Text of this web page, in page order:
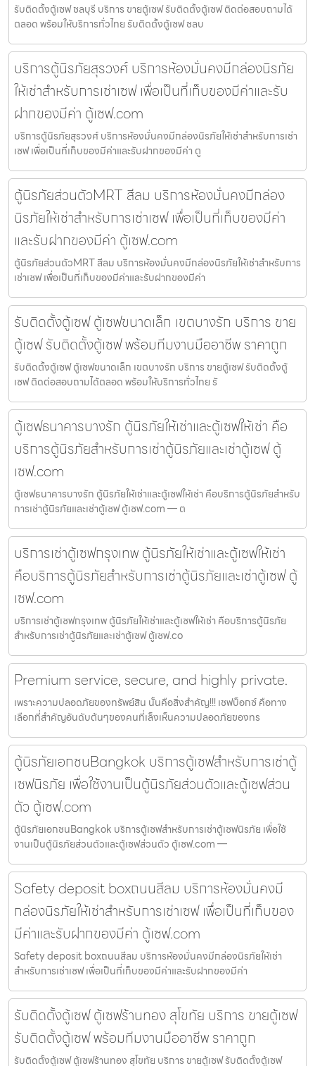
รับติดตั้งตู้เซฟ ชลบุรี บริการ ขายตู้เซฟ รับติดตั้งตู้เซฟ ติดต่อสอบถามได้
ตลอด พร้อมให้บริการทั่วไทย รับติดตั้งตู้เซฟ ชลบ
บริการตู้นิรภัยสุรวงศ์ บริการห้องมั่นคงมีกล่องนิรภัย
ให้เช่าสำหรับการเช่าเซฟ เพื่อเป็นที่เก็บของมีค่าและรับ
ฝากของมีค่า ตู้เซฟ.com
บริการตู้นิรภัยสุรวงศ์ บริการห้องมั่นคงมีกล่องนิรภัยให้เช่าสำหรับการเช่า
เซฟ เพื่อเป็นที่เก็บของมีค่าและรับฝากของมีค่า ตู
ตู้นิรภัยส่วนตัวMRT สีลม บริการห้องมั่นคงมีกล่อง
นิรภัยให้เช่าสำหรับการเช่าเซฟ เพื่อเป็นที่เก็บของมีค่า
และรับฝากของมีค่า ตู้เซฟ.com
ตู้นิรภัยส่วนตัวMRT สีลม บริการห้องมั่นคงมีกล่องนิรภัยให้เช่าสำหรับการ
เช่าเซฟ เพื่อเป็นที่เก็บของมีค่าและรับฝากของมีค่า
รับติดตั้งตู้เซฟ ตู้เซฟขนาดเล็ก เขตบางรัก บริการ ขาย
ตู้เซฟ รับติดตั้งตู้เซฟ พร้อมทีมงานมืออาชีพ ราคาถูก
รับติดตั้งตู้เซฟ ตู้เซฟขนาดเล็ก เขตบางรัก บริการ ขายตู้เซฟ รับติดตั้งตู้
เซฟ ติดต่อสอบถามได้ตลอด พร้อมให้บริการทั่วไทย รั
ตู้เซฟธนาคารบางรัก ตู้นิรภัยให้เช่าและตู้เซฟให้เช่า คือ
บริการตู้นิรภัยสำหรับการเช่าตู้นิรภัยและเช่าตู้เซฟ ตู้
เซฟ.com
ตู้เซฟธนาคารบางรัก ตู้นิรภัยให้เช่าและตู้เซฟให้เช่า คือบริการตู้นิรภัยสำหรับ
การเช่าตู้นิรภัยและเช่าตู้เซฟ ตู้เซฟ.com — ต
บริการเช่าตู้เซฟกรุงเทพ ตู้นิรภัยให้เช่าและตู้เซฟให้เช่า
คือบริการตู้นิรภัยสำหรับการเช่าตู้นิรภัยและเช่าตู้เซฟ ตู้
เซฟ.com
บริการเช่าตู้เซฟกรุงเทพ ตู้นิรภัยให้เช่าและตู้เซฟให้เช่า คือบริการตู้นิรภัย
สำหรับการเช่าตู้นิรภัยและเช่าตู้เซฟ ตู้เซฟ.co
Premium service, secure, and highly private.
เพราะความปลอดภัยของทรัพย์สิน นั้นคือสิ่งสำคัญ!!! เชฟบ็อกซ์ คือทาง
เลือกที่สำคัญอันดับต้นๆของคนที่เล็งเห็นความปลอดภัยของทร
ตู้นิรภัยเอกชนBangkok บริการตู้เซฟสำหรับการเช่าตู้
เซฟนิรภัย เพื่อใช้งานเป็นตู้นิรภัยส่วนตัวและตู้เซฟส่วน
ตัว ตู้เซฟ.com
ตู้นิรภัยเอกชนBangkok บริการตู้เซฟสำหรับการเช่าตู้เซฟนิรภัย เพื่อใช้
งานเป็นตู้นิรภัยส่วนตัวและตู้เซฟส่วนตัว ตู้เซฟ.com —
Safety deposit boxถนนสีลม บริการห้องมั่นคงมี
กล่องนิรภัยให้เช่าสำหรับการเช่าเซฟ เพื่อเป็นที่เก็บของ
มีค่าและรับฝากของมีค่า ตู้เซฟ.com
Safety deposit boxถนนสีลม บริการห้องมั่นคงมีกล่องนิรภัยให้เช่า
สำหรับการเช่าเซฟ เพื่อเป็นที่เก็บของมีค่าและรับฝากของมีค่า
รับติดตั้งตู้เซฟ ตู้เซฟร้านทอง สุโขทัย บริการ ขายตู้เซฟ
รับติดตั้งตู้เซฟ พร้อมทีมงานมืออาชีพ ราคาถูก
รับติดตั้งตู้เซฟ ตู้เซฟร้านทอง สุโขทัย บริการ ขายตู้เซฟ รับติดตั้งตู้เซฟ